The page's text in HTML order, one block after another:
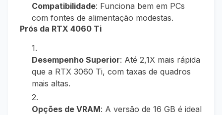
Compatibilidade: Funciona bem em PCs
com fontes de alimentação modestas.
Prós da RTX 4060 Ti
Desempenho Superior: Até 2,1X mais rápida
que a RTX 3060 Ti, com taxas de quadros
mais altas.
Opções de VRAM: A versão de 16 GB é ideal